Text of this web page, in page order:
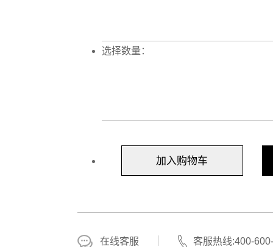
选择数量：
加入购物车
在线客服 客服热线:400-